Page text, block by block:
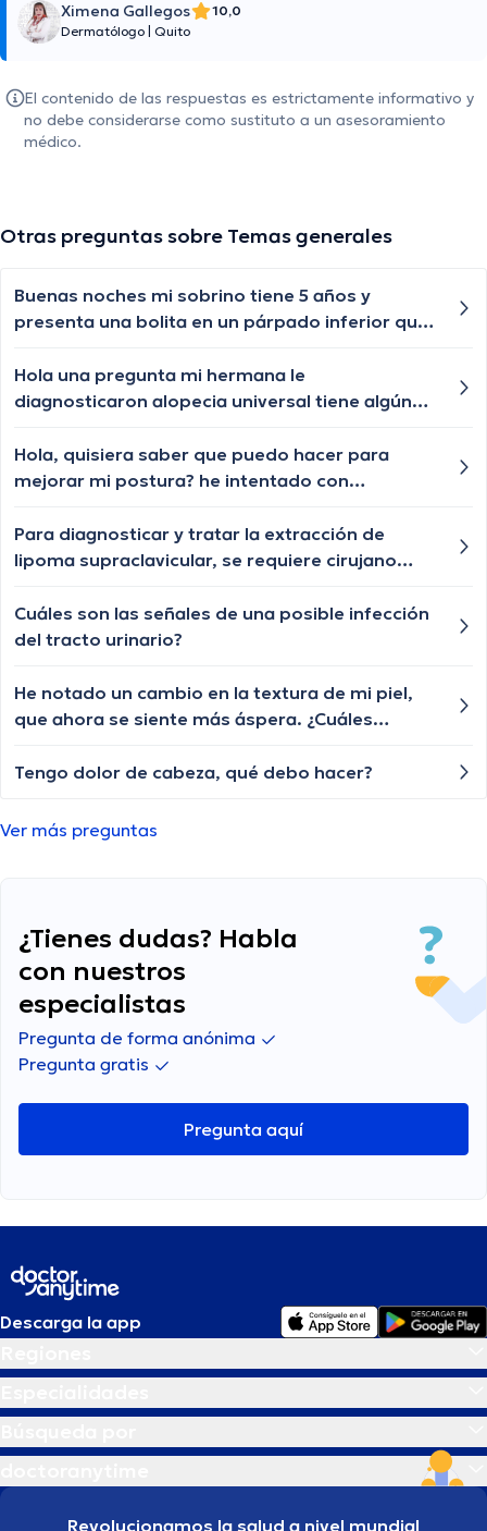
Ximena Gallegos
10,0
Dermatólogo Quito
El contenido de las respuestas es estrictamente informativo y
no debe considerarse como sustituto a un asesoramiento
médico.
Otras preguntas sobre Temas generales
Buenas noches mi sobrino tiene 5 años y
presenta una bolita en un párpado inferior que
vuelve aparecer, qué especialista nos puede
ayudar?
Hola una pregunta mi hermana le
diagnosticaron alopecia universal tiene algún
las cejas y pestañas , aunque ya le están
creciendo de a poquito pero lento y chiquititos
pestañas igual algún tratamiento q le ayude a
crecer o esa enfermedad ya no tiene
Hola, quisiera saber que puedo hacer para
mejorar mi postura? he intentado con
pero no han funcionado, hay algo más que
pueda intentar?
Para diagnosticar y tratar la extracción de
lipoma supraclavicular, se requiere cirujano
Cuáles son las señales de una posible infección
del tracto urinario?
He notado un cambio en la textura de mi piel,
que ahora se siente más áspera. ¿Cuáles
en la piel?
Tengo dolor de cabeza, qué debo hacer?
Ver más preguntas
¿Tienes dudas? Habla
con nuestros
especialistas
Pregunta de forma anónima
Pregunta gratis
Pregunta aquí
Descarga la app
Revolucionamos la salud a nivel mundial